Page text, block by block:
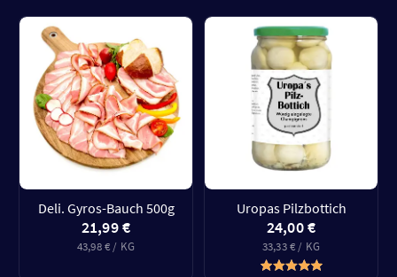
Deli. Gyros-Bauch 500g
21,99 €
43,98 € / KG
Uropas Pilzbottich
24,00 €
33,33 € / KG